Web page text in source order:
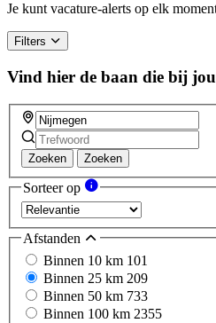
Je kunt vacature-alerts op elk
Filters
Vind hier de baan die bij
Zoeken Zoeken
Sorteer op
Afstanden
Binnen 10 km 101
Binnen 25 km 209
Binnen 50 km 733
Binnen 100 km 2355